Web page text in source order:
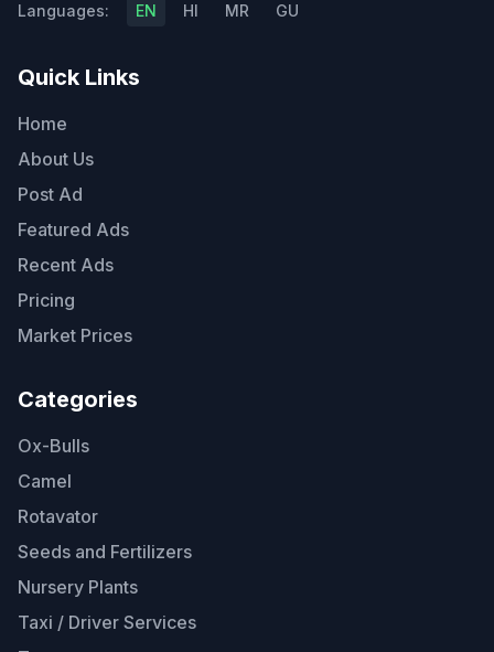
Languages: EN HI MR GU
Quick Links
Home
About Us
Post Ad
Featured Ads
Recent Ads
Pricing
Market Prices
Categories
Ox-Bulls
Camel
Rotavator
Seeds and Fertilizers
Nursery Plants
Taxi / Driver Services